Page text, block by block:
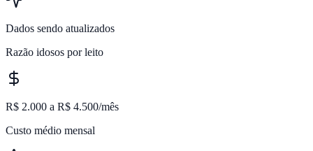
Dados sendo atualizados
Razão idosos por leito
R$ 2.000 a R$ 4.500/mês
Custo médio mensal